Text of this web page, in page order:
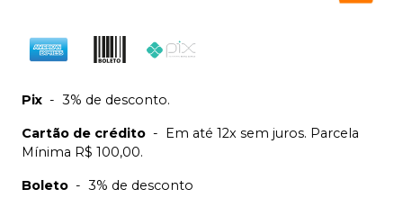
Pix - 3% de desconto.
Cartão de crédito - Em até 12x sem juros. Parcela
Mínima R$ 100,00.
Boleto - 3% de desconto